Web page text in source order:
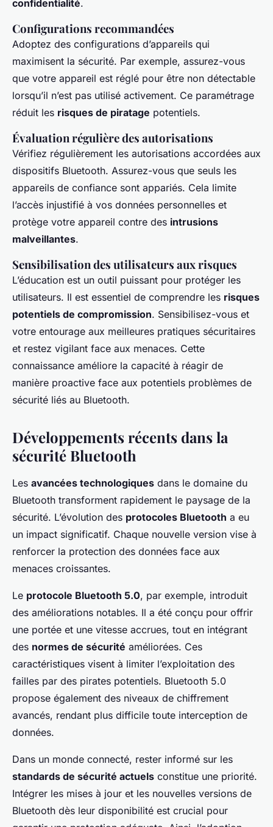
confidentialité.
Configurations recommandées
Adoptez des configurations d’appareils qui
maximisent la sécurité. Par exemple, assurez-vous
que votre appareil est réglé pour être non détectable
lorsqu’il n’est pas utilisé activement. Ce paramétrage
réduit les risques de piratage potentiels.
Évaluation régulière des autorisations
Vérifiez régulièrement les autorisations accordées aux
dispositifs Bluetooth. Assurez-vous que seuls les
appareils de confiance sont appariés. Cela limite
l’accès injustifié à vos données personnelles et
protège votre appareil contre des intrusions
malveillantes.
Sensibilisation des utilisateurs aux risques
L’éducation est un outil puissant pour protéger les
utilisateurs. Il est essentiel de comprendre les risques
potentiels de compromission. Sensibilisez-vous et
votre entourage aux meilleures pratiques sécuritaires
et restez vigilant face aux menaces. Cette
connaissance améliore la capacité à réagir de
manière proactive face aux potentiels problèmes de
sécurité liés au Bluetooth.
Développements récents dans la
sécurité Bluetooth
Les avancées technologiques dans le domaine du
Bluetooth transforment rapidement le paysage de la
sécurité. L’évolution des protocoles Bluetooth a eu
un impact significatif. Chaque nouvelle version vise à
renforcer la protection des données face aux
menaces croissantes.
Le protocole Bluetooth 5.0, par exemple, introduit
des améliorations notables. Il a été conçu pour offrir
une portée et une vitesse accrues, tout en intégrant
des normes de sécurité améliorées. Ces
caractéristiques visent à limiter l’exploitation des
failles par des pirates potentiels. Bluetooth 5.0
propose également des niveaux de chiffrement
avancés, rendant plus difficile toute interception de
données.
Dans un monde connecté, rester informé sur les
standards de sécurité actuels constitue une priorité.
Intégrer les mises à jour et les nouvelles versions de
Bluetooth dès leur disponibilité est crucial pour